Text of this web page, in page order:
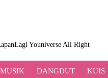
Youniverse All Right
MUSIK DANGDUT KUIS